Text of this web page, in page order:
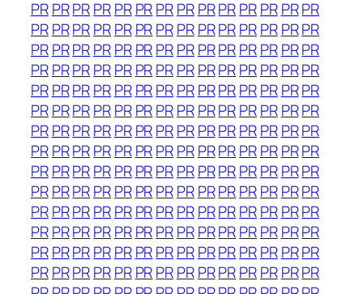
PRPRPRPRPR PRPRPRPRPRPRPR PRPR
PRPRPRPRPR PRPRPRPRPRPRPR PRPR
PRPRPRPRPR PRPRPRPRPRPRPR PRPR
PRPRPRPRPR PRPRPRPRPRPRPR PRPR
PRPRPRPRPR PRPRPRPRPRPRPR PRPR
PRPRPRPRPR PRPRPRPRPRPRPR PRPR
PRPRPRPRPR PRPRPRPRPRPRPR PRPR
PRPRPRPRPR PRPRPRPRPRPRPR PRPR
PRPRPRPRPR PRPRPRPRPRPRPR PRPR
PRPRPRPRPR PRPRPRPRPRPRPR PRPR
PRPRPRPRPR PRPRPRPRPRPRPR PRPR
PRPRPRPRPR PRPRPRPRPRPRPR PRPR
PRPRPRPRPR PRPRPRPRPRPRPR PRPR
PRPRPRPRPR PRPRPRPRPRPRPR PRPR